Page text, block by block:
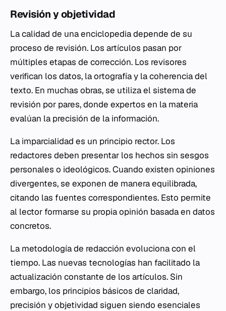
Revisión y objetividad
La calidad de una enciclopedia depende de su
proceso de revisión. Los artículos pasan por
múltiples etapas de corrección. Los revisores
verifican los datos, la ortografía y la coherencia del
texto. En muchas obras, se utiliza el sistema de
revisión por pares, donde expertos en la materia
evalúan la precisión de la información.
La imparcialidad es un principio rector. Los
redactores deben presentar los hechos sin sesgos
personales o ideológicos. Cuando existen opiniones
divergentes, se exponen de manera equilibrada,
citando las fuentes correspondientes. Esto permite
al lector formarse su propia opinión basada en datos
concretos.
La metodología de redacción evoluciona con el
tiempo. Las nuevas tecnologías han facilitado la
actualización constante de los artículos. Sin
embargo, los principios básicos de claridad,
precisión y objetividad siguen siendo esenciales